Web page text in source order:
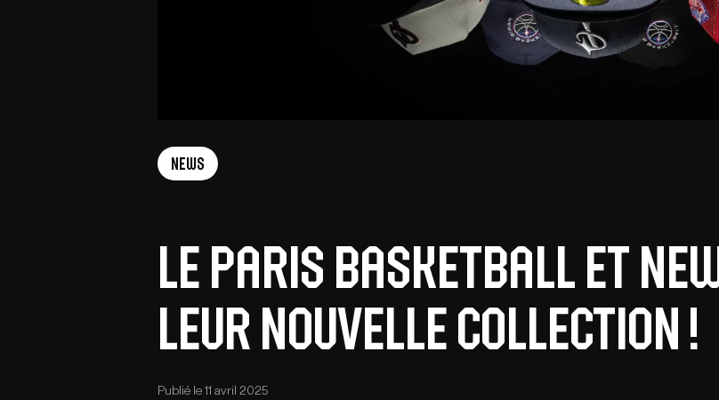
Offres Hospitalités Adidas Arena
Accès et informations
News
Le Paris Basketball et
leur nouvelle collection !
Publié le 11 avril 2025